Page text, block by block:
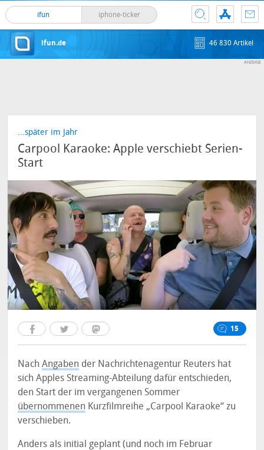
ifun iphone-ticker
ifun.de 46 830 Artikel
...später im Jahr
Carpool Karaoke: Apple verschiebt Serien-
Start
15
NachAngaben der Nachrichtenagentur Reuters hat
sich Apples Streaming-Abteilung dafür entschieden,
den Start der im vergangenen Sommer
übernommenen Kurzfilmreihe „Carpool Karaoke“ zu
verschieben.
Anders als initial geplant (und noch im Februar